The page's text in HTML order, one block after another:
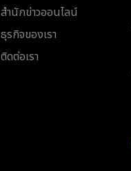
สำนักข่าวออนไลน์
ธุรกิจของเรา
ติดต่อเรา